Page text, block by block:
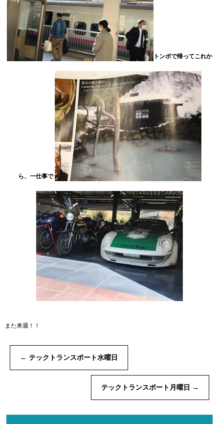
トンボで帰ってこれか
ら、一仕事で
また来週！！
← テックトランスポート水曜日
テックトランスポート月曜日 →